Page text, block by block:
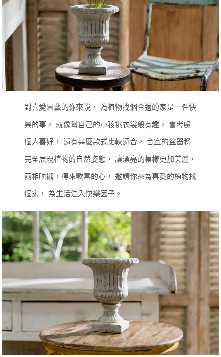
對喜愛園藝的你來說， 為植物找個合適的家是一件快
樂的事， 就像幫自己的小孩挑衣裳般有趣， 會考慮
個人喜好， 還有甚麼款式比較適合， 合宜的盆器將
完全展現植物的自然姿態， 讓漂亮的模樣更加美麗，
兩相映襯，得來歡喜的心， 邀請你來為喜愛的植物找
個家， 為生活注入快樂因子。